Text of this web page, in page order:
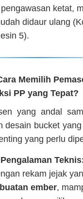
ketat,
didaur ulang
5).
Memilih
PP yang Tepat?
yang andal
desain bucket
yang perlu
rekam jejak
ember,